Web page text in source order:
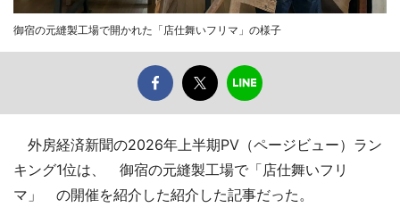
御宿の元縫製工場で開かれた「店仕舞いフリマ」の様子
外房経済新聞の2026年上半期PV（ページビュー）ラン
キング1位は、 御宿の元縫製工場で「店仕舞いフリ
マ」 の開催を紹介した紹介した記事だった。